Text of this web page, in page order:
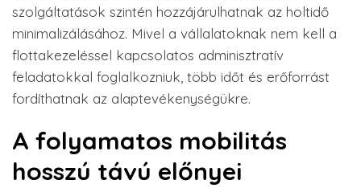
szolgáltatások szintén hozzájárulhatnak az holtidő
minimalizálásához. Mivel a vállalatoknak nem kell a
flottakezeléssel kapcsolatos adminisztratív
feladatokkal foglalkozniuk, több időt és erőforrást
fordíthatnak az alaptevékenységükre.
A folyamatos mobilitás
hosszú távú előnyei